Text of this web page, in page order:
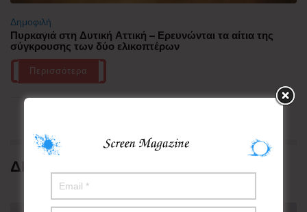
Δημοφιλή
Πυρκαγιά στη Δυτική Αττική – Ερευνώνται τα αίτια της
σύγκρουσης των δύο ελικοπτέρων
Περισσότερα
ΔΗΜΟΦΙΛΗ